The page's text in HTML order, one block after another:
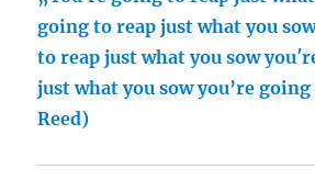
going to reap just what you
to reap just what you sow
just what you sow you’re
Reed)